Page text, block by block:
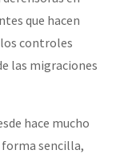
que hacen
controles
las migraciones
hace mucho
sencilla,